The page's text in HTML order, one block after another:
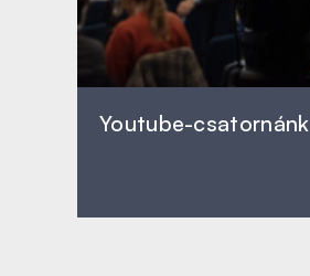
Youtube-csatornánk